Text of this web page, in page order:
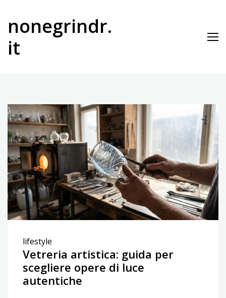
contenuto
nonegrindr.
it
lifestyle
Vetreria artistica: guida per
scegliere opere di luce
autentiche